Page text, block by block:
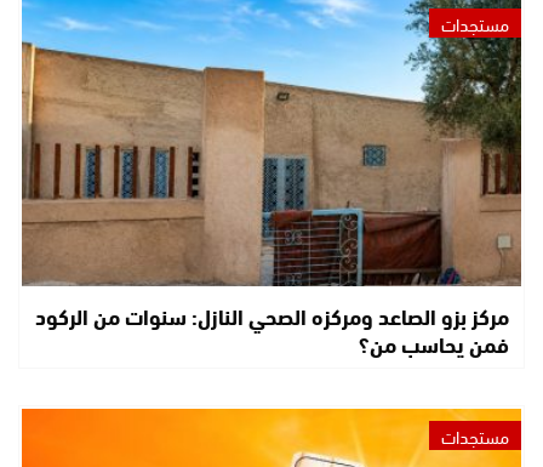
مستجدات
مركز بزو الصاعد ومركزه الصحي النازل: سنوات من الركود
فمن يحاسب من؟
مستجدات